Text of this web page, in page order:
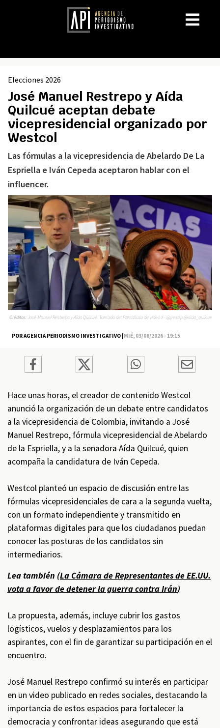
Elecciones 2026
José Manuel Restrepo y Aída
Quilcué aceptan debate
vicepresidencial organizado por
Westcol
Las fórmulas a la vicepresidencia de Abelardo De La
Espriella e Iván Cepeda aceptaron hablar con el
influencer.
POR AGENCIA PERIODISMO INVESTIGATIVO |MIÉ, 03/06/2026 - 19:15
Créditos:José Manuel Restrepo y Aída Quilcué. Tomado de: Pantallazo de video X - @jrestrp @aida_quilcue
Hace unas horas, el creador de contenido Westcol
anunció la organización de un debate entre candidatos
a la vicepresidencia de Colombia, invitando a José
Manuel Restrepo, fórmula vicepresidencial de Abelardo
de la Espriella, y a la senadora Aída Quilcué, quien
acompaña la candidatura de Iván Cepeda.
Westcol planteó un espacio de discusión entre las
fórmulas vicepresidenciales de cara a la segunda vuelta,
con un formato independiente y transmitido en
plataformas digitales para que los ciudadanos puedan
conocer las posturas de los candidatos sin
intermediarios.
Lea también (La Cámara de Representantes de EE.UU.
vota a favor de detener la guerra contra Irán)
La propuesta, además, incluye cubrir los gastos
logísticos, vuelos y desplazamientos para los
aspirantes, con el fin de garantizar su participación en el
encuentro.
José Manuel Restrepo confirmó su interés en participar
en un video publicado en redes sociales, destacando la
importancia de estos espacios para fortalecer la
democracia y confrontar ideas asegurando que está